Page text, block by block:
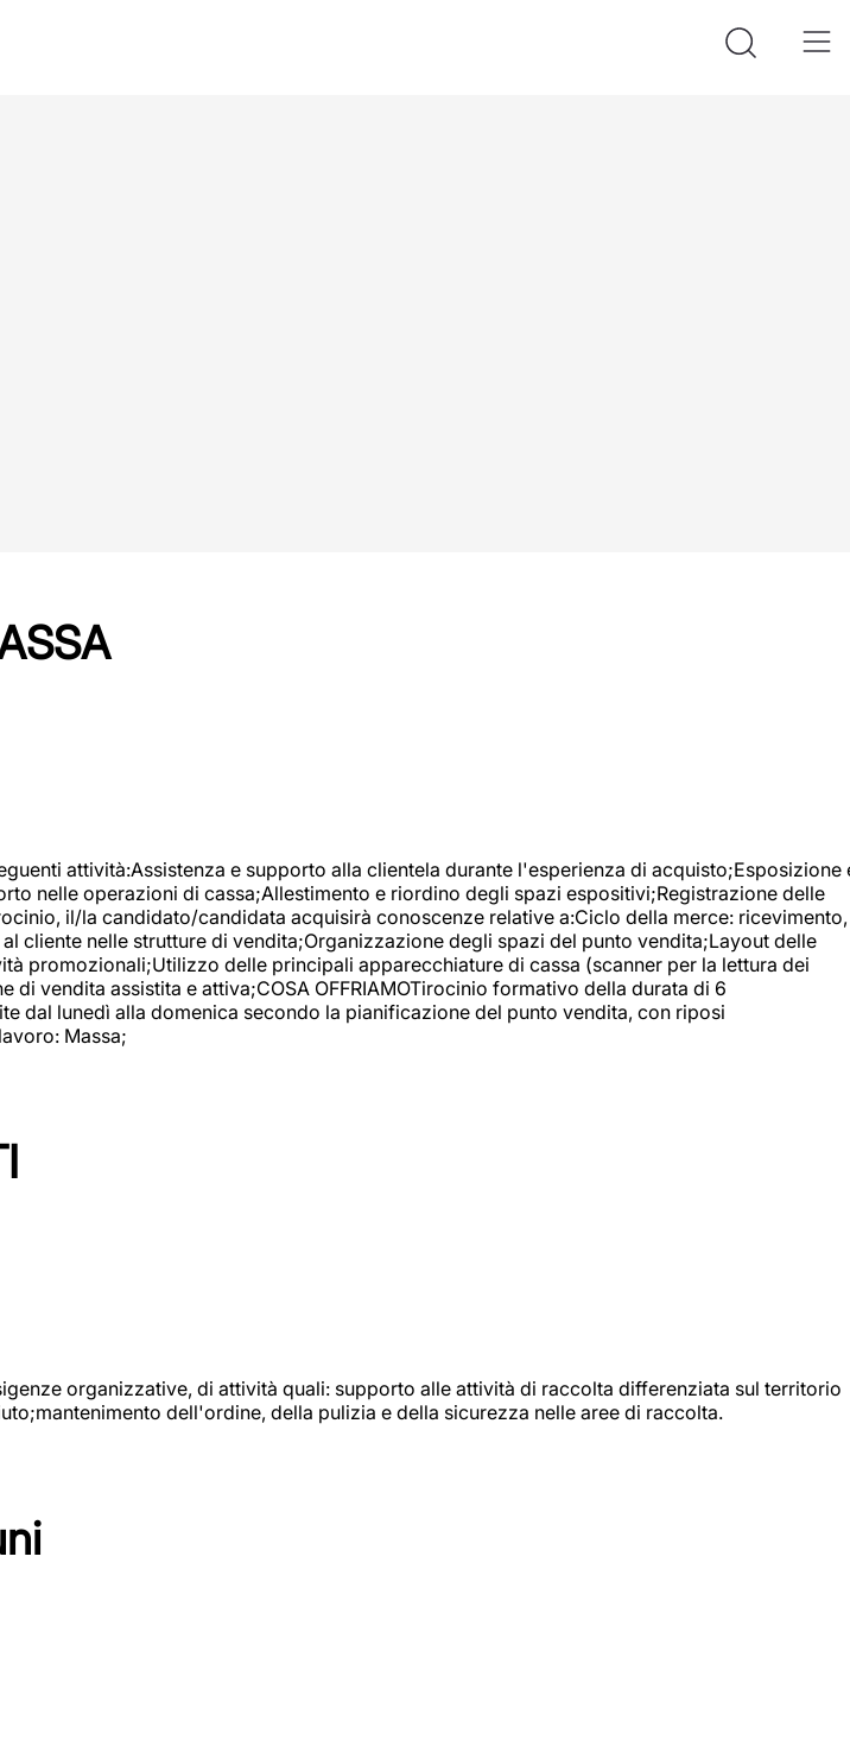
attività:Assistenza e supporto alla clientela durante l'esperienza di acquisto;Esposizione
nelle operazioni di cassa;Allestimento e riordino degli spazi espositivi;Registrazione delle
il/la candidato/candidata acquisirà conoscenze relative a:Ciclo della merce: ricevimento,
cliente nelle strutture di vendita;Organizzazione degli spazi del punto vendita;Layout delle
promozionali;Utilizzo delle principali apparecchiature di cassa (scanner per la lettura dei
vendita assistita e attiva;COSA OFFRIAMOTirocinio formativo della durata di 6
dal lunedì alla domenica secondo la pianificazione del punto vendita, con riposi
Massa;
organizzative, di attività quali: supporto alle attività di raccolta differenziata sul territorio
dell'ordine, della pulizia e della sicurezza nelle aree di raccolta.